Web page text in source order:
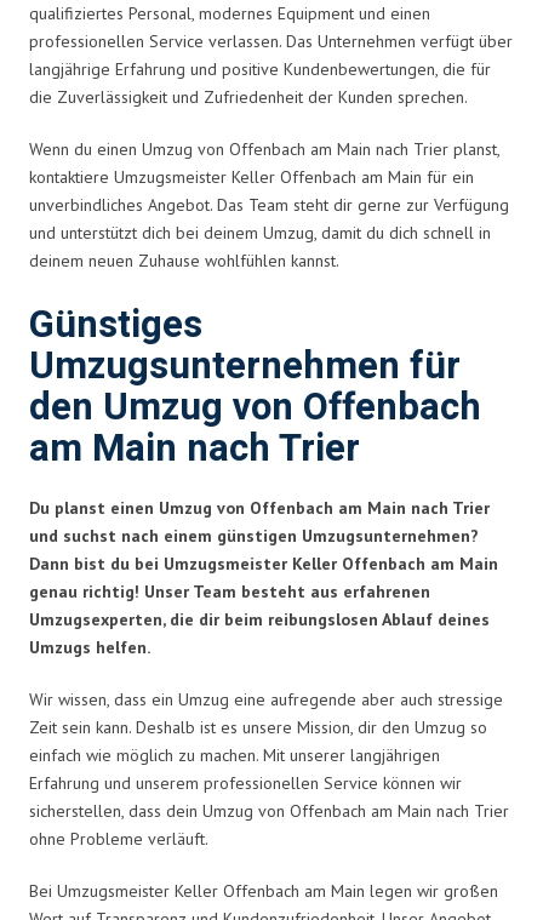
qualifiziertes Personal, modernes Equipment und einen
professionellen Service verlassen. Das Unternehmen verfügt über
langjährige Erfahrung und positive Kundenbewertungen, die für
die Zuverlässigkeit und Zufriedenheit der Kunden sprechen.
Wenn du einen Umzug von Offenbach am Main nach Trier planst,
kontaktiere Umzugsmeister Keller Offenbach am Main für ein
unverbindliches Angebot. Das Team steht dir gerne zur Verfügung
und unterstützt dich bei deinem Umzug, damit du dich schnell in
deinem neuen Zuhause wohlfühlen kannst.
Günstiges
Umzugsunternehmen für
den Umzug von Offenbach
am Main nach Trier
Du planst einen Umzug von Offenbach am Main nach Trier
und suchst nach einem günstigen Umzugsunternehmen?
Dann bist du bei Umzugsmeister Keller Offenbach am Main
genau richtig! Unser Team besteht aus erfahrenen
Umzugsexperten, die dir beim reibungslosen Ablauf deines
Umzugs helfen.
Wir wissen, dass ein Umzug eine aufregende aber auch stressige
Zeit sein kann. Deshalb ist es unsere Mission, dir den Umzug so
einfach wie möglich zu machen. Mit unserer langjährigen
Erfahrung und unserem professionellen Service können wir
sicherstellen, dass dein Umzug von Offenbach am Main nach Trier
ohne Probleme verläuft.
Bei Umzugsmeister Keller Offenbach am Main legen wir großen